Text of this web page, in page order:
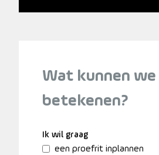
Wat kunnen we
betekenen?
Ik wil graag
een proefrit inplannen